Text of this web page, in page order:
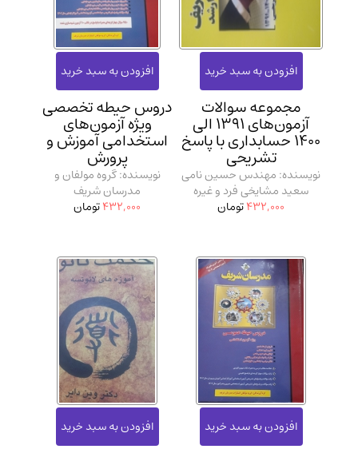
عرفانی و سلوک(45)
دایره المعارف و فرهنگ
علوم غریبه و شهودی(16)
معماری، عمران و شهرسازی(29)
سینما و فیلم(54)
کتاب های قدیمی دینی و مذهبی
طراحی هنر و نقاشی و مجسمه سازی
جغرافیا(9)
استخدامی و کاریابی دولتی و خصوصی.سوالـات
آموزشی و کنکوری
مدرسان شریف و انتشارت ارشد کتاب‌های..(2)
دانشگاه پیامـ نور(10)
مجموعه سوالات
آزمون‌های 1391 الی
1400 حسابداری با پاسخ
تشریحی
نویسنده: مهندس حسین نامی
سعید مشایخی فرد و غیره
432,000تومان
دروس حیطه تخصصی
ویژه آزمون‌های
استخدامی آموزش و
پرورش
نویسنده: گروه مولفان و
مدرسان شریف
432,000تومان